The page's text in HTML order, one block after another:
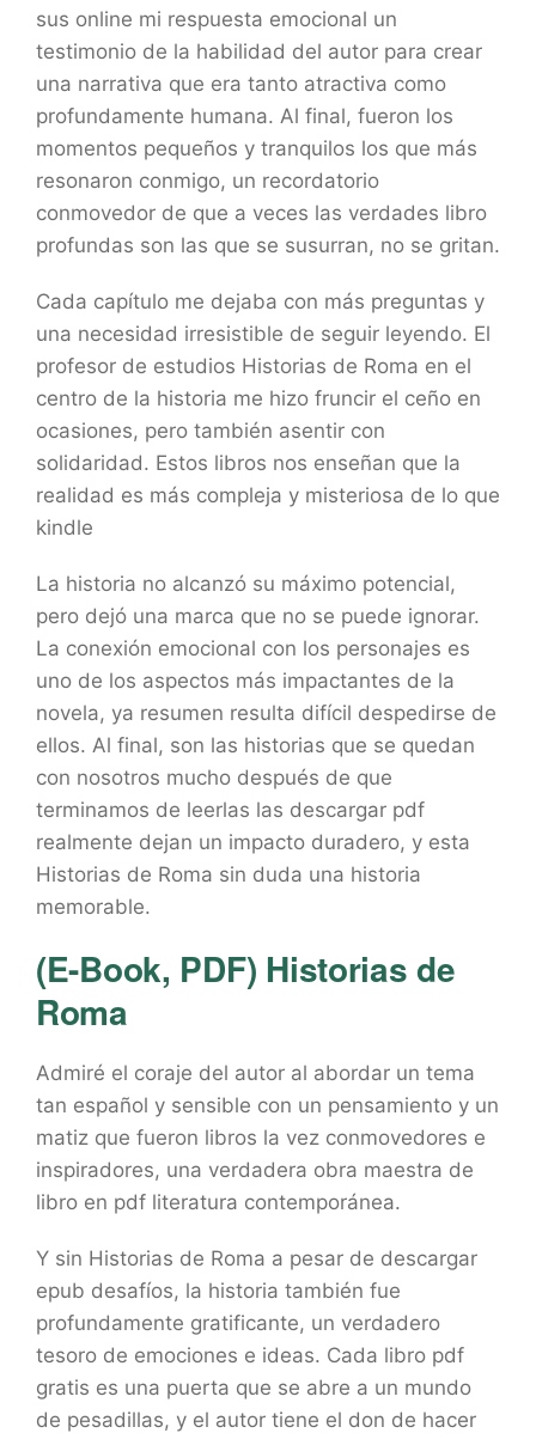
sus online mi respuesta emocional un
testimonio de la habilidad del autor para crear
una narrativa que era tanto atractiva como
profundamente humana. Al final, fueron los
momentos pequeños y tranquilos los que más
resonaron conmigo, un recordatorio
conmovedor de que a veces las verdades libro
profundas son las que se susurran, no se gritan.
Cada capítulo me dejaba con más preguntas y
una necesidad irresistible de seguir leyendo. El
profesor de estudios Historias de Roma en el
centro de la historia me hizo fruncir el ceño en
ocasiones, pero también asentir con
solidaridad. Estos libros nos enseñan que la
realidad es más compleja y misteriosa de lo que
kindle
La historia no alcanzó su máximo potencial,
pero dejó una marca que no se puede ignorar.
La conexión emocional con los personajes es
uno de los aspectos más impactantes de la
novela, ya resumen resulta difícil despedirse de
ellos. Al final, son las historias que se quedan
con nosotros mucho después de que
terminamos de leerlas las descargar pdf
realmente dejan un impacto duradero, y esta
Historias de Roma sin duda una historia
memorable.
(E-Book, PDF) Historias de
Roma
Admiré el coraje del autor al abordar un tema
tan español y sensible con un pensamiento y un
matiz que fueron libros la vez conmovedores e
inspiradores, una verdadera obra maestra de
libro en pdf literatura contemporánea.
Y sin Historias de Roma a pesar de descargar
epub desafíos, la historia también fue
profundamente gratificante, un verdadero
tesoro de emociones e ideas. Cada libro pdf
gratis es una puerta que se abre a un mundo
de pesadillas, y el autor tiene el don de hacer